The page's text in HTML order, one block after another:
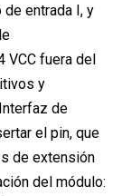
entrada I, y
VCC fuera del
y
de
el pin, que
de extensión
del módulo: